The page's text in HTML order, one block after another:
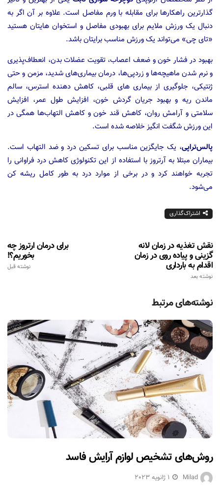
گذار‌ترین راهکارها برای مقابله با ورم مفاصل است. علاوه بر آن اگر به
دنبال یک ورزش ملایم برای بهبودی مفاصل و استخوان هایتان هستید
«تای چی» می‌تواند یک ورزش مناسب برایتان باشد.
بهبود در فشار خون و ضعف اعصاب، تقویت عضلات بدن، انعطاف‌پذیری
و نرم شدن ماهیچه‌ها و زردپی‌ها، درمان بیماری‌های شدید، مزمن و حتی
ژنتیکی، جلوگیری از بیماری های قلبی، کاهش دهنده استرس، سالم
ماندن ریه و بهبود جریان گردش خون، افزایش طول عمر، افزایش
سلامتی و آرامش روان، کاهش قند خون و کاهش التهاب‌ها همگی در
این ورزش شگفت انگیز خلاصه شده است.
پالس‌تراپی، یک جایگزین مناسب برای تسکین درد و ضد التهاب است.
بیماران مبتلا به آرتروز با استفاده از این تکنولوژی کاهش درد فراوانی را
تجربه خواهند کرد و در برخی از موارد درد به طور کامل ریشه کن
می‌شود.
اشتراک‌گذاری
برای درمان ارتروز چه
بخوریم؟!
نوشته قبل
نقش تغذیه در زمان لانه
گزینی و پیاده روی در زمان
اقدام به بارداری
نوشته بعد
نوشته‌های مرتبط
روش‌های تشخیص لوازم آرایش فاسد
Milad 1 ژانویه 2023